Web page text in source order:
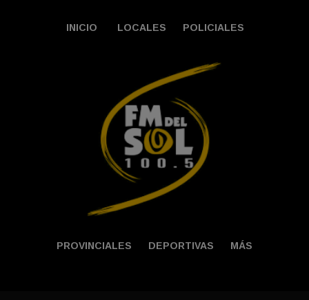
INICIO LOCALES POLICIALES
PROVINCIALES DEPORTIVAS MÁS